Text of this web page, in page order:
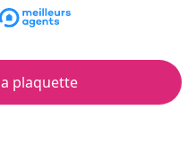
plaquette